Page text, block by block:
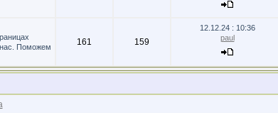
нас. Поможем
161 159
12.12.24 : 10:36
paul